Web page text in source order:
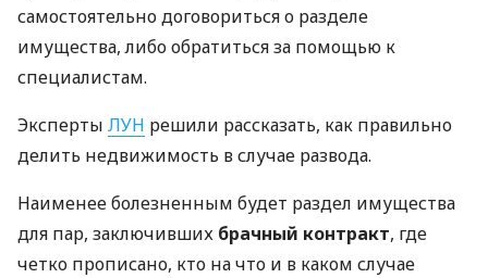
самостоятельно договориться о разделе
имущества, либо обратиться за помощью к
специалистам.
Эксперты ЛУН решили рассказать, как правильно
делить недвижимость в случае развода.
Наименее болезненным будет раздел имущества
для пар, заключивших брачный контракт, где
четко прописано, кто на что и в каком случае